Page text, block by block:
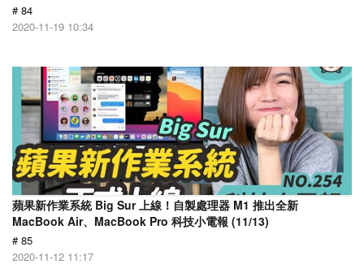
# 84
2020-11-19 10:34
蘋果新作業系統 Big Sur 上線！自製處理器 M1 推出全新
MacBook Air、MacBook Pro 科技小電報 (11/13)
# 85
2020-11-12 11:17